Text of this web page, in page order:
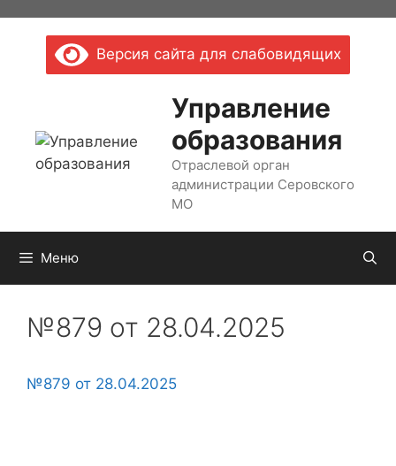
содержимомуВерсия сайта для слабовидящих
Управление
образования
Отраслевой орган
администрации Серовского
МО
Меню
№879 от 28.04.2025
№879 от 28.04.2025